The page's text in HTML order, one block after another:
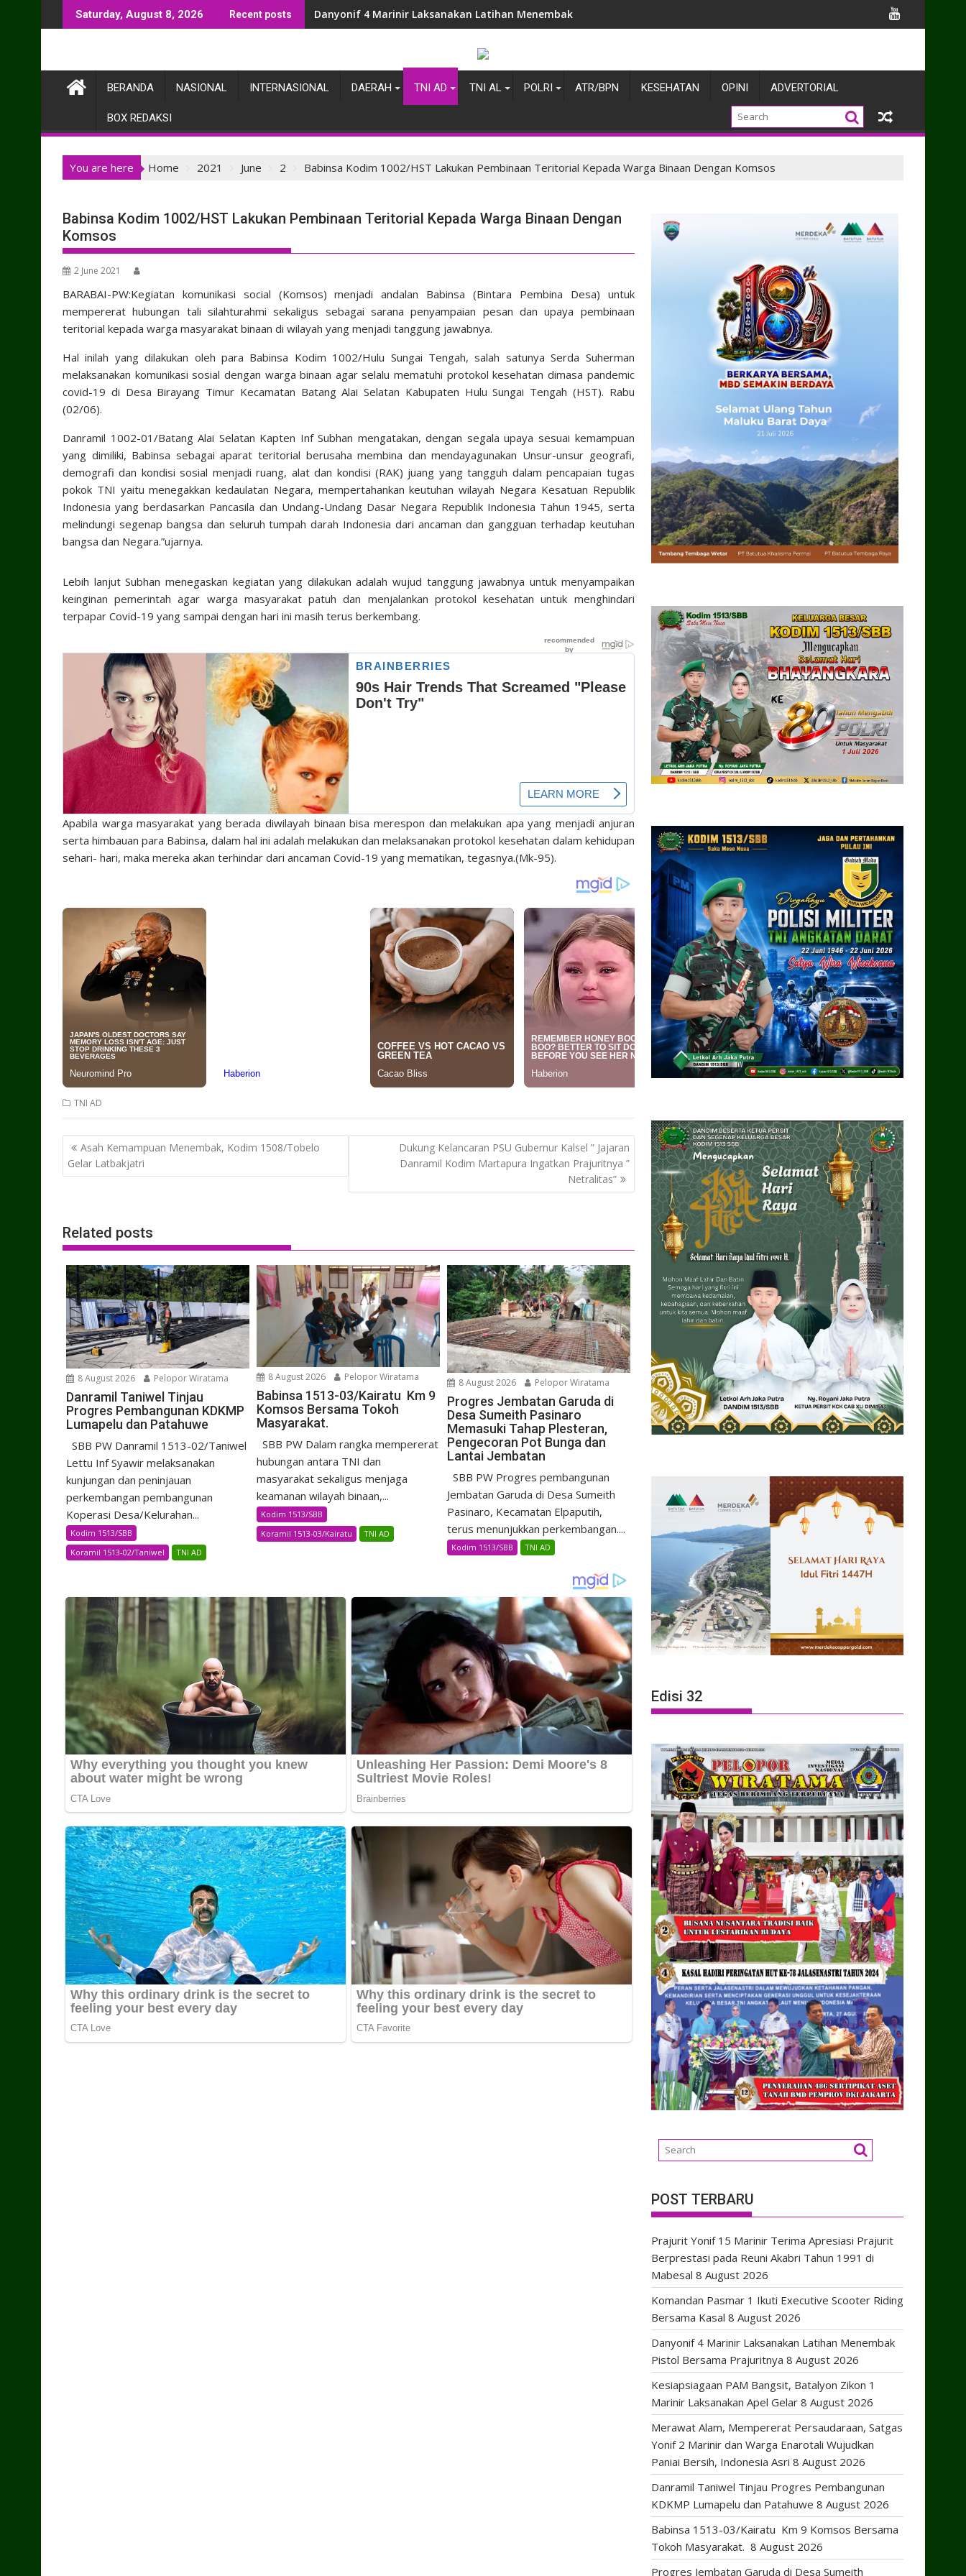
to
Saturday, August 8, 2026 Recent posts Danyonif 4 Marinir Laksanakan Latihan Menembak Pistol Bersama Prajuritnya
BERANDA NASIONAL INTERNASIONAL DAERAH TNI AD TNI AL POLRI ATR/BPN KESEHATAN OPINI ADVERTORIAL
BOX REDAKSI
You are here Home 2021 June 2 Babinsa Kodim 1002/HST Lakukan Pembinaan Teritorial Kepada Warga Binaan Dengan Komsos
Babinsa Kodim 1002/HST Lakukan Pembinaan Teritorial Kepada Warga Binaan Dengan
Komsos
2 June 2021
BARABAI-PW:Kegiatan komunikasi social (Komsos) menjadi andalan Babinsa (Bintara Pembina Desa) untuk
mempererat hubungan tali silahturahmi sekaligus sebagai sarana penyampaian pesan dan upaya pembinaan
teritorial kepada warga masyarakat binaan di wilayah yang menjadi tanggung jawabnya.
Hal inilah yang dilakukan oleh para Babinsa Kodim 1002/Hulu Sungai Tengah, salah satunya Serda Suherman
melaksanakan komunikasi sosial dengan warga binaan agar selalu mematuhi protokol kesehatan dimasa pandemic
covid-19 di Desa Birayang Timur Kecamatan Batang Alai Selatan Kabupaten Hulu Sungai Tengah (HST). Rabu
(02/06).
Danramil 1002-01/Batang Alai Selatan Kapten Inf Subhan mengatakan, dengan segala upaya sesuai kemampuan
yang dimiliki, Babinsa sebagai aparat teritorial berusaha membina dan mendayagunakan Unsur-unsur geografi,
demografi dan kondisi sosial menjadi ruang, alat dan kondisi (RAK) juang yang tangguh dalam pencapaian tugas
pokok TNI yaitu menegakkan kedaulatan Negara, mempertahankan keutuhan wilayah Negara Kesatuan Republik
Indonesia yang berdasarkan Pancasila dan Undang-Undang Dasar Negara Republik Indonesia Tahun 1945, serta
melindungi segenap bangsa dan seluruh tumpah darah Indonesia dari ancaman dan gangguan terhadap keutuhan
bangsa dan Negara.”ujarnya.
Lebih lanjut Subhan menegaskan kegiatan yang dilakukan adalah wujud tanggung jawabnya untuk menyampaikan
keinginan pemerintah agar warga masyarakat patuh dan menjalankan protokol kesehatan untuk menghindari
terpapar Covid-19 yang sampai dengan hari ini masih terus berkembang.
Apabila warga masyarakat yang berada diwilayah binaan bisa merespon dan melakukan apa yang menjadi anjuran
serta himbauan para Babinsa, dalam hal ini adalah melakukan dan melaksanakan protokol kesehatan dalam kehidupan
sehari- hari, maka mereka akan terhindar dari ancaman Covid-19 yang mematikan, tegasnya.(Mk-95).
TNI AD
Post
navigation
Asah Kemampuan Menembak, Kodim 1508/Tobelo
Gelar Latbakjatri
Dukung Kelancaran PSU Gubernur Kalsel ” Jajaran
Danramil Kodim Martapura Ingatkan Prajuritnya ”
Netralitas”
Related posts
8 August 2026 Pelopor Wiratama
Danramil Taniwel Tinjau
Progres Pembangunan KDKMP
Lumapelu dan Patahuwe
SBB PW Danramil 1513-02/Taniwel
Lettu Inf Syawir melaksanakan
kunjungan dan peninjauan
perkembangan pembangunan
Koperasi Desa/Kelurahan...
Kodim 1513/SBB
Koramil 1513-02/Taniwel
TNI AD
8 August 2026 Pelopor Wiratama
Babinsa 1513-03/Kairatu Km 9
Komsos Bersama Tokoh
Masyarakat.
SBB PW Dalam rangka mempererat
hubungan antara TNI dan
masyarakat sekaligus menjaga
keamanan wilayah binaan,...
Kodim 1513/SBB
Koramil 1513-03/Kairatu
TNI AD
8 August 2026 Pelopor Wiratama
Progres Jembatan Garuda di
Desa Sumeith Pasinaro
Memasuki Tahap Plesteran,
Pengecoran Pot Bunga dan
Lantai Jembatan
SBB PW Progres pembangunan
Jembatan Garuda di Desa Sumeith
Pasinaro, Kecamatan Elpaputih,
terus menunjukkan perkembangan....
Kodim 1513/SBB TNI AD
Edisi 32
POST TERBARU
Prajurit Yonif 15 Marinir Terima Apresiasi Prajurit
Berprestasi pada Reuni Akabri Tahun 1991 di
Mabesal 8 August 2026
Komandan Pasmar 1 Ikuti Executive Scooter Riding
Bersama Kasal 8 August 2026
Danyonif 4 Marinir Laksanakan Latihan Menembak
Pistol Bersama Prajuritnya 8 August 2026
Kesiapsiagaan PAM Bangsit, Batalyon Zikon 1
Marinir Laksanakan Apel Gelar 8 August 2026
Merawat Alam, Mempererat Persaudaraan, Satgas
Yonif 2 Marinir dan Warga Enarotali Wujudkan
Paniai Bersih, Indonesia Asri 8 August 2026
Danramil Taniwel Tinjau Progres Pembangunan
KDKMP Lumapelu dan Patahuwe 8 August 2026
Babinsa 1513-03/Kairatu Km 9 Komsos Bersama
Tokoh Masyarakat. 8 August 2026
Progres Jembatan Garuda di Desa Sumeith